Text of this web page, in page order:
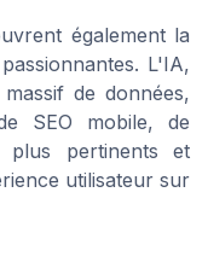
également la
L'IA,
de données,
SEO mobile, de
plus pertinents et
utilisateur sur